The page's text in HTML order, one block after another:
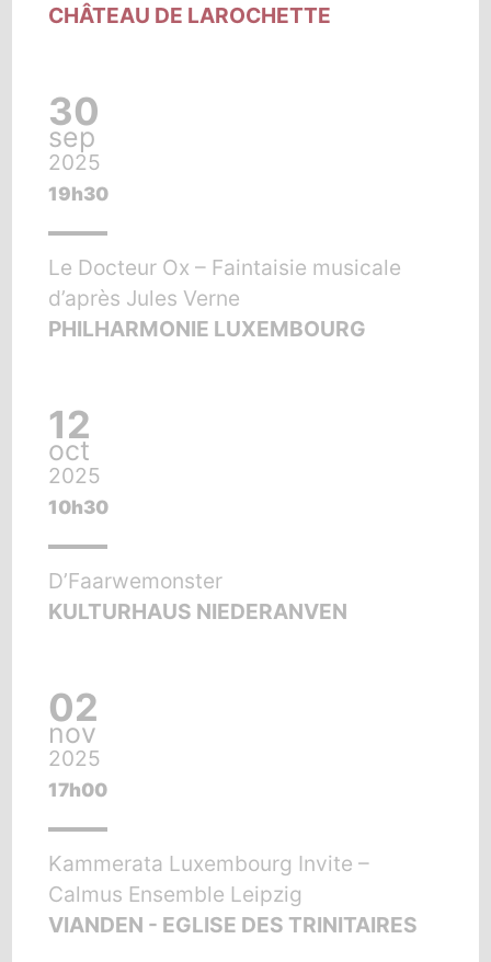
CHÂTEAU DE LAROCHETTE
30
sep
2025
19h30
Le Docteur Ox – Faintaisie musicale
d’après Jules Verne
PHILHARMONIE LUXEMBOURG
12
oct
2025
10h30
D’Faarwemonster
KULTURHAUS NIEDERANVEN
02
nov
2025
17h00
Kammerata Luxembourg Invite –
Calmus Ensemble Leipzig
VIANDEN - EGLISE DES TRINITAIRES